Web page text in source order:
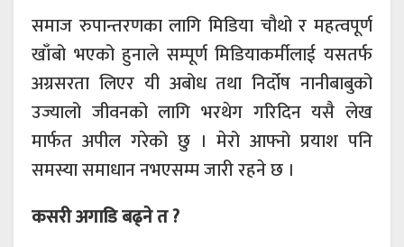
समाज रुपान्तरणका लागि मिडिया चौथो र महत्वपूर्ण
खाँबो भएको हुनाले सम्पूर्ण मिडियाकर्मीलाई यसतर्फ
अग्रसरता लिएर यी अबोध तथा निर्दोष नानीबाबुको
उज्यालो जीवनको लागि भरथेग गरिदिन यसै लेख
मार्फत अपील गरेको छु । मेरो आफ्नो प्रयाश पनि
समस्या समाधान नभएसम्म जारी रहने छ ।
कसरी अगाडि बढ्ने त ?